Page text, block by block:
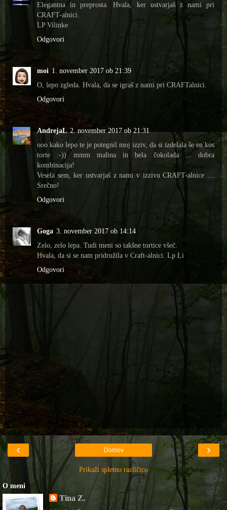
Elegantna in preprosta. Hvala, ker ustvarjaš z nami pri
CRAFT-alnici.
LP Vilinke
Odgovori
moi 1. november 2017 ob 21:39
O, lepo zgleda. Hvala, da se igraš z nami pri CRAFTalnici.
Odgovori
AndrejaL 2. november 2017 ob 21:31
ooo kako lepo te je potegnil moj izziv, da si izdelala še en kos
torte :-)) mmm malina in bela čokolada ... dobra
kombinacija!
Vesela sem, ker ustvarjaš z nami v izzivu CRAFT-alnice …
Srečno!
Odgovori
Goga 3. november 2017 ob 14:14
Zelo, zelo lepa. Tudi meni so takšne tortice všeč.
Hvala, da si se nam pridružila v Craft-alnici. Lp Li
Odgovori
‹ ›
Domov
Prikaži spletno različico
O meni
Tina Z.